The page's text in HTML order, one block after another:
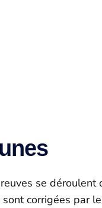
se déroulent
corrigées par